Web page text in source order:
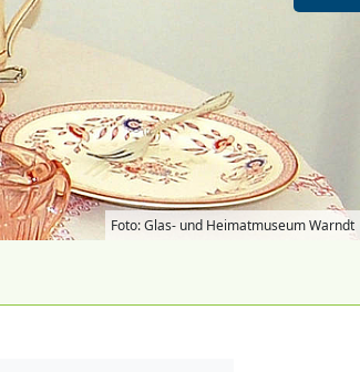
Foto: Glas- und Heimatmuseum Warndt